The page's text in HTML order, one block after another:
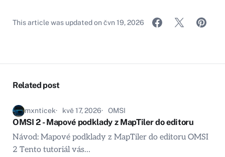
This article was updated ončvn 19, 2026
Related post
mxnticek kvě 17, 2026 OMSI
OMSI 2 - Mapové podklady z MapTiler do editoru
Návod: Mapové podklady z MapTiler do editoru OMSI
2 Tento tutoriál vás…